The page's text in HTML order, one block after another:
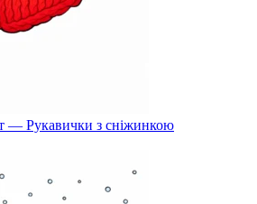
— Рукавички з сніжинкою